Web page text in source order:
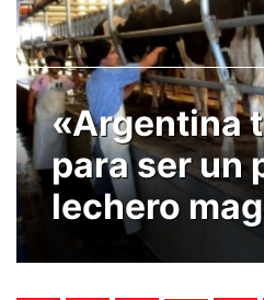
«Argentina
para ser un
lechero